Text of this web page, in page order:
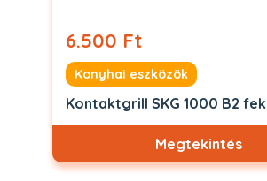
6.500 Ft
Konyhai eszközök
Kontaktgrill SKG 1000 B2
Megtekintés